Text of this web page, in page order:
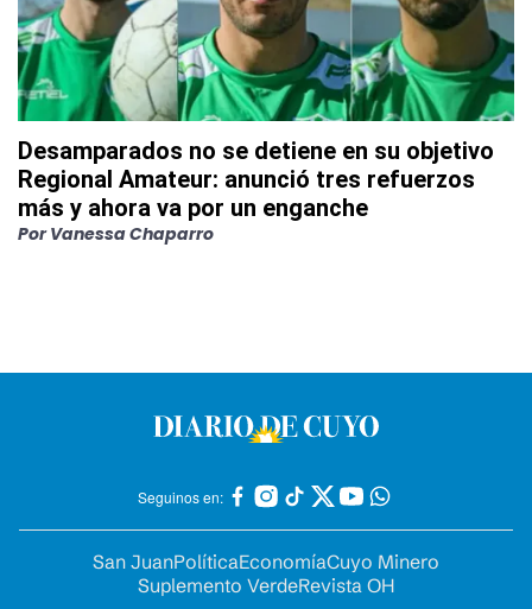
Desamparados no se detiene en su objetivo
Regional Amateur: anunció tres refuerzos
más y ahora va por un enganche
Por Vanessa Chaparro
Seguinos en:
San JuanPolíticaEconomíaCuyo Minero
Suplemento VerdeRevista OH